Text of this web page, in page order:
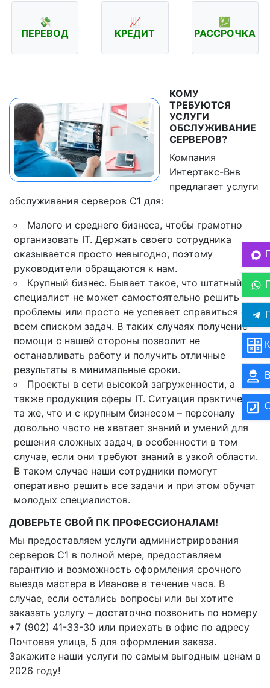
💸
ПЕРЕВОД
📈
КРЕДИТ
💹
РАССРОЧКА
КОМУ
ТРЕБУЮТСЯ
УСЛУГИ
ОБСЛУЖИВАНИЕ
СЕРВЕРОВ?
Компания
Интертакс-Внв
предлагает услуги
обслуживания серверов С1 для:
Малого и среднего бизнеса, чтобы грамотно
организовать IT. Держать своего сотрудника
оказывается просто невыгодно, поэтому
руководители обращаются к нам.
Крупный бизнес. Бывает такое, что штатный
специалист не может самостоятельно решить
проблемы или просто не успевает справиться со
всем списком задач. В таких случаях получение
помощи с нашей стороны позволит не
останавливать работу и получить отличные
результаты в минимальные сроки.
Проекты в сети высокой загруженности, а
также продукция сферы IT. Ситуация практически
та же, что и с крупным бизнесом – персоналу
довольно часто не хватает знаний и умений для
решения сложных задач, в особенности в том
случае, если они требуют знаний в узкой области.
В таком случае наши сотрудники помогут
оперативно решить все задачи и при этом обучат
молодых специалистов.
ДОВЕРЬТЕ СВОЙ ПК ПРОФЕССИОНАЛАМ!
Мы предоставляем услуги администрирования
серверов С1 в полной мере, предоставляем
гарантию и возможность оформления срочного
выезда мастера в Иванове в течение часа. В
случае, если остались вопросы или вы хотите
заказать услугу – достаточно позвонить по номеру
+7 (902) 41-33-30 или приехать в офис по адресу
Почтовая улица, 5 для оформления заказа.
Закажите наши услуги по самым выгодным ценам в
2026 году!